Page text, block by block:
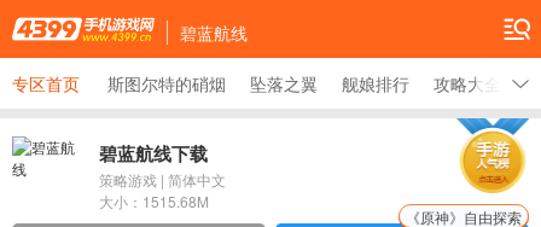
碧蓝航线
专区首页 斯图尔特的硝烟 坠落之翼 舰娘排行 攻略大全
碧蓝航线下载
策略游戏 | 简体中文
大小： 1515.68M
《原神》自由探索